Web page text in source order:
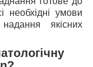
необхідні умови
якісних